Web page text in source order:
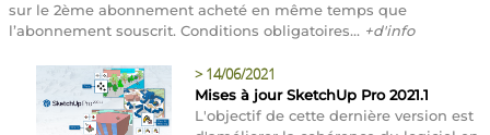
sur le 2ème abonnement acheté en même temps que
l’abonnement souscrit. Conditions obligatoires... +d'info
> 14/06/2021
Mises à jour SketchUp Pro 2021.1
L'objectif de cette dernière version est